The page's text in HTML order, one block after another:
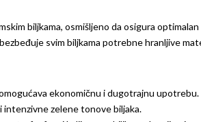
biljkama, osmišljeno da osigura
svim biljkama potrebne hranljive
ekonomičnu i dugotrajnu upotrebu.
intenzivne zelene tonove biljaka.